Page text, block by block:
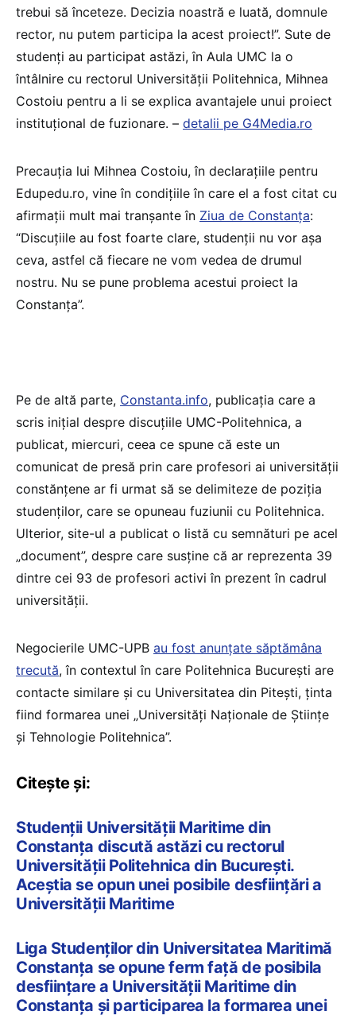
trebui să înceteze. Decizia noastră e luată, domnule
rector, nu putem participa la acest proiect!”. Sute de
studenți au participat astăzi, în Aula UMC la o
întâlnire cu rectorul Universității Politehnica, Mihnea
Costoiu pentru a li se explica avantajele unui proiect
instituțional de fuzionare. – detalii pe G4Media.ro
Precauția lui Mihnea Costoiu, în declarațiile pentru
Edupedu.ro, vine în condițiile în care el a fost citat cu
afirmații mult mai tranșante în Ziua de Constanța:
“Discuțiile au fost foarte clare, studenții nu vor așa
ceva, astfel că fiecare ne vom vedea de drumul
nostru. Nu se pune problema acestui proiect la
Constanța”.
Pe de altă parte, Constanta.info, publicația care a
scris inițial despre discuțiile UMC-Politehnica, a
publicat, miercuri, ceea ce spune că este un
comunicat de presă prin care profesori ai universității
constănțene ar fi urmat să se delimiteze de poziția
studenților, care se opuneau fuziunii cu Politehnica.
Ulterior, site-ul a publicat o listă cu semnături pe acel
„document”, despre care susține că ar reprezenta 39
dintre cei 93 de profesori activi în prezent în cadrul
universității.
Negocierile UMC-UPB au fost anunțate săptămâna
trecută, în contextul în care Politehnica București are
contacte similare și cu Universitatea din Pitești, ținta
fiind formarea unei „Universități Naționale de Științe
și Tehnologie Politehnica”.
Citește și:
Studenții Universității Maritime din
Constanța discută astăzi cu rectorul
Universității Politehnica din București.
Aceștia se opun unei posibile desființări a
Universității Maritime
Liga Studenților din Universitatea Maritimă
Constanța se opune ferm față de posibila
desființare a Universității Maritime din
Constanța și participarea la formarea unei